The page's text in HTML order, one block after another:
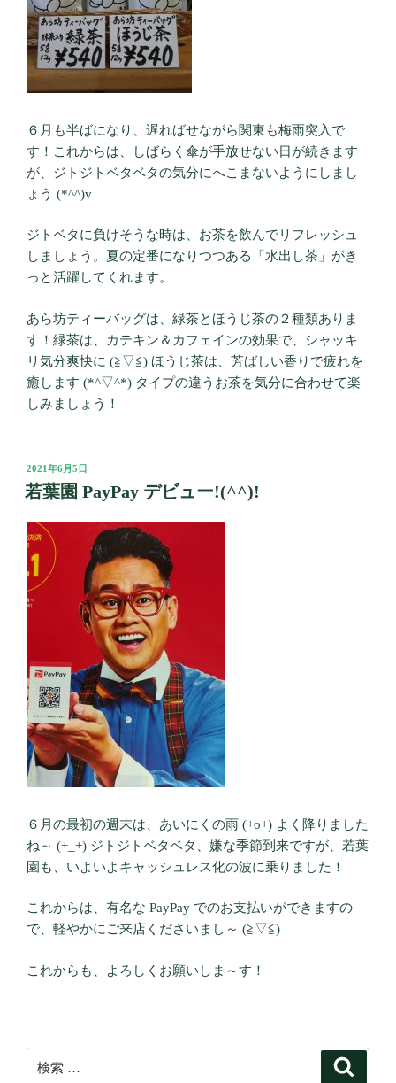
６月も半ばになり、遅ればせながら関東も梅雨突入で
す！これからは、しばらく傘が手放せない日が続きます
が、ジトジトベタベタの気分にへこまないようにしまし
ょう (*^^)v
ジトベタに負けそうな時は、お茶を飲んでリフレッシュ
しましょう。夏の定番になりつつある「水出し茶」がき
っと活躍してくれます。
あら坊ティーバッグは、緑茶とほうじ茶の２種類ありま
す！緑茶は、カテキン＆カフェインの効果で、シャッキ
リ気分爽快に (≧▽≦) ほうじ茶は、芳ばしい香りで疲れを
癒します (*^▽^*) タイプの違うお茶を気分に合わせて楽
しみましょう！
投
稿
日:
2021年6月5日
若葉園 PayPay デビュー!(^^)!
６月の最初の週末は、あいにくの雨 (+o+) よく降りました
ね～ (+_+) ジトジトベタベタ、嫌な季節到来ですが、若葉
園も、いよいよキャッシュレス化の波に乗りました！
これからは、有名な PayPay でのお支払いができますの
で、軽やかにご来店くださいまし～ (≧▽≦)
これからも、よろしくお願いしま～す！
検
索: